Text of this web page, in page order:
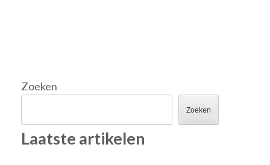
Zoeken
Zoeken
Laatste artikelen